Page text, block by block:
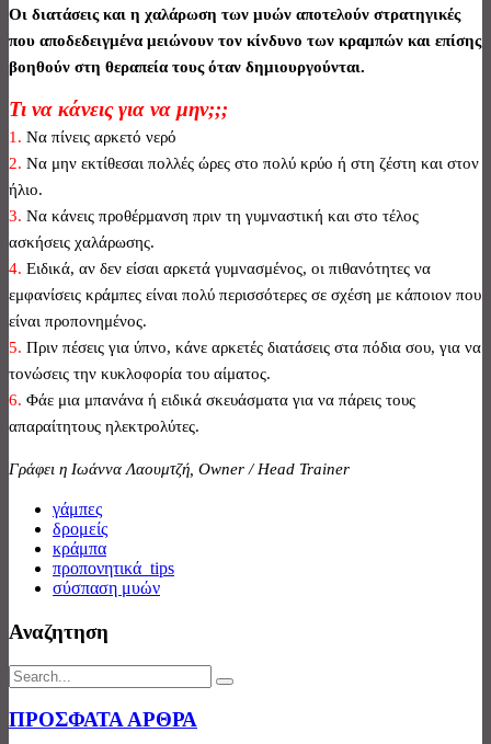
Οι διατάσεις και η χαλάρωση των μυών αποτελούν στρατηγικές
που αποδεδειγμένα μειώνουν τον κίνδυνο των κραμπών και επίσης
βοηθούν στη θεραπεία τους όταν δημιουργούνται.
Τι να κάνεις για να μην;;;
1. Να πίνεις αρκετό νερό
2. Να μην εκτίθεσαι πολλές ώρες στο πολύ κρύο ή στη ζέστη και στον
ήλιο.
3. Να κάνεις προθέρμανση πριν τη γυμναστική και στο τέλος
ασκήσεις χαλάρωσης.
4. Ειδικά, αν δεν είσαι αρκετά γυμνασμένος, οι πιθανότητες να
εμφανίσεις κράμπες είναι πολύ περισσότερες σε σχέση με κάποιον που
είναι προπονημένος.
5. Πριν πέσεις για ύπνο, κάνε αρκετές διατάσεις στα πόδια σου, για να
τονώσεις την κυκλοφορία του αίματος.
6. Φάε μια μπανάνα ή ειδικά σκευάσματα για να πάρεις τους
απαραίτητους ηλεκτρολύτες.
Γράφει η Ιωάννα Λαουμτζή, Owner / Ηead Trainer
γάμπες
δρομείς
κράμπα
προπονητικά_tips
σύσπαση μυών
Αναζητηση
ΠΡΟΣΦΑΤΑ ΑΡΘΡΑ